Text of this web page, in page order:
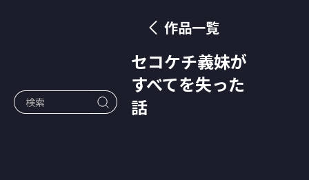
作品一覧
セコケチ義妹が
すべてを失った
話